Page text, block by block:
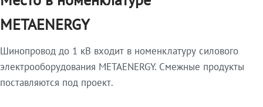
METAENERGY
Шинопровод до 1 кВ входит в номенклатуру силового
электрооборудования METAENERGY. Смежные продукты
поставляются под проект.